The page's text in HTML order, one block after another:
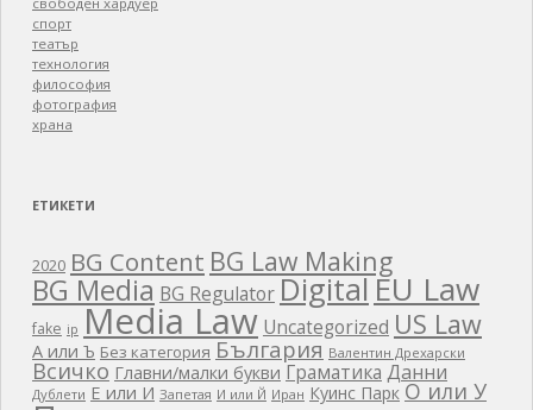
спорт
театър
технология
философия
фотография
храна
ЕТИКЕТИ
2020 BG Content BG Law Making
BG Media BG RegulatorDigitalEU Law
fake ip Media Law Uncategorized US Law
А или Ъ Без категория България Валентин Дрехарски
Всичко Главни/малки букви Граматика Данни
Дублети Е или И Запетая И или Й Иран Куинс Парк О или У